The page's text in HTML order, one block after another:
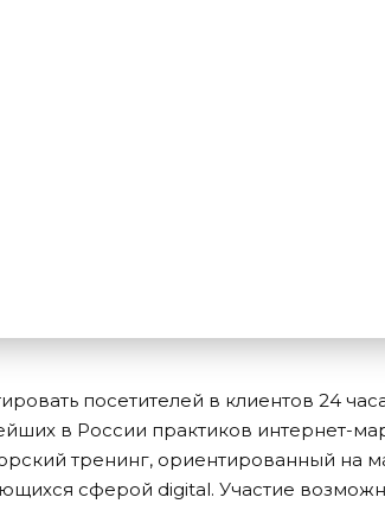
посетителей в клиентов 24
в России практиков интернет-
тренинг, ориентированный на
сферой digital. Участие